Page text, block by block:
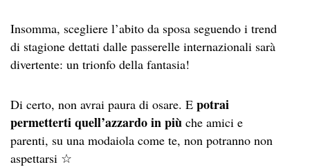
Insomma, scegliere l’abito da sposa seguendo i trend
di stagione dettati dalle passerelle internazionali sarà
divertente: un trionfo della fantasia!
Di certo, non avrai paura di osare. E potrai
permetterti quell’azzardo in più che amici e
parenti, su una modaiola come te, non potranno non
aspettarsi ☆